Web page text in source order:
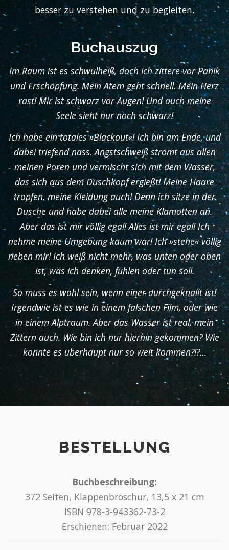
besser zu verstehen und zu begleiten.
Buchauszug
Im Raum ist es schwülheiß, doch ich zittere vor Panik
und Erschöpfung. Mein Atem geht schnell. Mein Herz
rast! Mir ist schwarz vor Augen! Und auch meine
Seele sieht nur noch schwarz!
Ich habe ein totales »Blackout«! Ich bin am Ende, und
dabei triefend nass. Angstschweiß strömt aus allen
meinen Poren und vermischt sich mit dem Wasser,
das sich aus dem Duschkopf ergießt! Meine Haare
tropfen, meine Kleidung auch! Denn ich sitze in der
Dusche und habe dabei alle meine Klamotten an.
Aber das ist mir völlig egal! Alles ist mir egal! Ich
nehme meine Umgebung kaum war! Ich »stehe« völlig
neben mir! Ich weiß nicht mehr, was unten oder oben
ist, was ich denken, fühlen oder tun soll.
So muss es wohl sein, wenn einer durchgeknallt ist!
Irgendwie ist es wie in einem falschen Film, oder wie
in einem Alptraum. Aber das Wasser ist real, mein
Zittern auch. Wie bin ich nur hierhin gekommen? Wie
konnte es überhaupt nur so weit kommen?!?…
BESTELLUNG
Buchbeschreibung:
372 Seiten, Klappenbroschur, 13,5 x 21 cm
ISBN 978-3-943362-73-2
Erschienen: Februar 2022